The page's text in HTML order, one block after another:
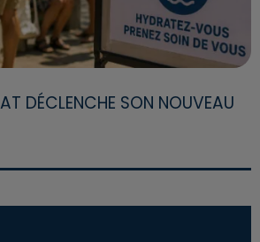
DÉCLENCHE SON NOUVEAU